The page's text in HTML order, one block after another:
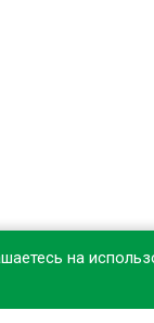
удобнее!
на